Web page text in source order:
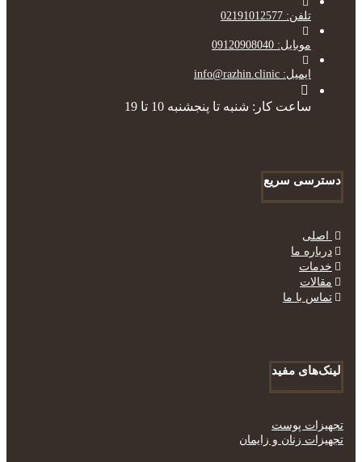
تلفن: 02191012577
موبایل: 09120908040
ایمیل: info@razhin.clinic
ساعت کار: شنبه تا پنجشنبه 10 تا 19
دسترسی سریع
اصلی
درباره ما
خدمات
مقالات
تماس با ما
لینک‌های مفید
تجهیزات پوست
تجهیزات زنان و زایمان